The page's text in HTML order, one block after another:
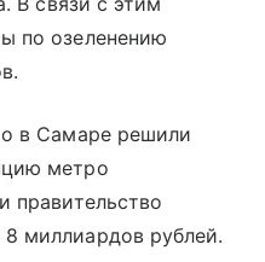
по озеленению
в Самаре решили
метро
правительство
миллиардов рублей.